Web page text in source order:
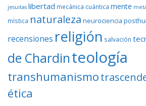
jesuitas libertad mecánica cuántica mente
mística naturaleza neurociencia
recensiones religión salvación
de Chardinteología
transhumanismo
ética